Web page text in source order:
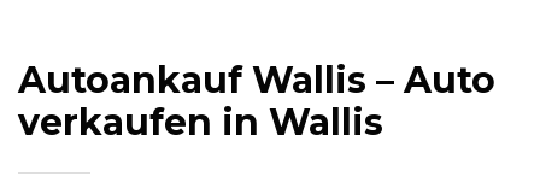
Autoankauf Wallis – Auto
verkaufen in Wallis